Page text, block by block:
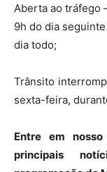
Aberta ao tráfego
9h do dia
dia todo;
Trânsito
sexta-feira,
Entre em
principais